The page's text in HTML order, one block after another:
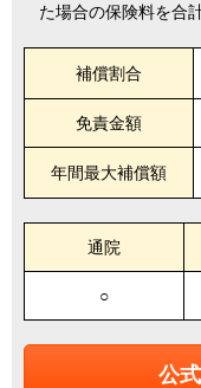
た場合の保険料を合
補償割合
免責金額
年間最大補償額
通院
○
公